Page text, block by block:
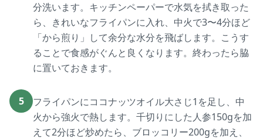
分洗います。キッチンペーパーで水気を拭き取った
ら、きれいなフライパンに入れ、中火で3〜4分ほど
「から煎り」して余分な水分を飛ばします。こうす
ることで食感がぐんと良くなります。終わったら脇
に置いておきます。
5
フライパンにココナッツオイル大さじ1を足し、中
火から強火で熱します。千切りにした人参150gを加
えて2分ほど炒めたら、ブロッコリー200gを加え、